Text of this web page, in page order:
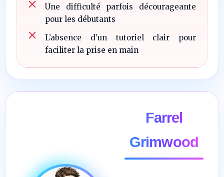
Une difficulté parfois décourageante
pour les débutants
L’absence d’un tutoriel clair pour
faciliter la prise en main
Farrel
Grimwood